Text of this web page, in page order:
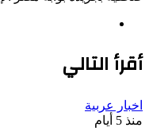
أقرأ التالي
اخبار عربية
منذ 5 أيام